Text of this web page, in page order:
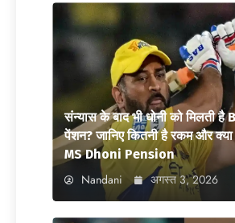
संन्यास के बाद भी धोनी को मिलती है
पेंशन? जानिए कितनी है रकम और क्या
MS Dhoni Pension
Nandani अगस्त 3, 2026